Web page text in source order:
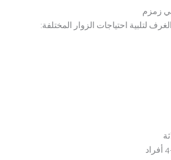
زمزم
لتلبية احتياجات الزوار المختلفة: